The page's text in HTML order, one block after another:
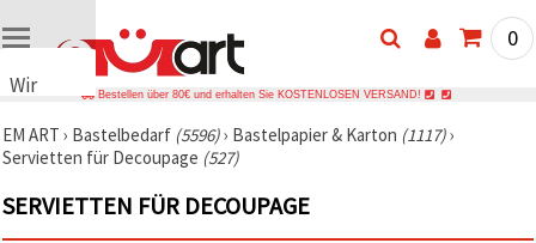
Wir
Cookies
🍪 Wir
Cookies
0
Bestellen über 80€ und erhalten Sie KOSTENLOSEN VERSAND!
EM ART › Bastelbedarf (5596)› Bastelpapier & Karton (1117)›
Servietten für Decoupage (527)
SERVIETTEN FÜR DECOUPAGE